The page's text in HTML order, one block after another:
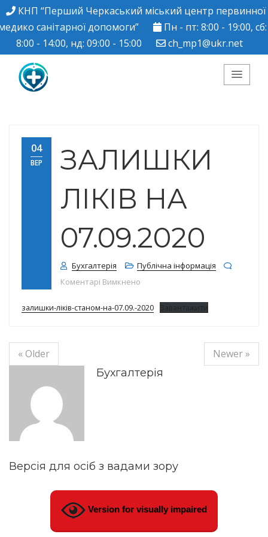
КНП “Перший Черкаський міський центр первинної
санітарної допомоги”
Пн - пт: 8:00 - 19:00, сб:
8:00 - 14:00, нд: 09:00 - 15:00
ch_mp1@ukr.net
Черкаський міський
центр ПМСД"
04
ВЕР
ЗАЛИШКИ
ЛІКІВ НА
07.09.2020
Бухгалтерія
Публічна інформація
Коментарі Вимкнено
залишки-ліків-станом-на-07.09.-2020 Завантажити
« Older
Newer »
Бухгалтерія
Версія для осіб з вадами зору
Version for visually impaired